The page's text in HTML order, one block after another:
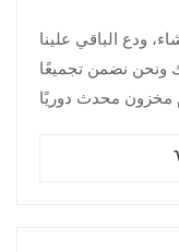
ونحن نضمن تجميعًا